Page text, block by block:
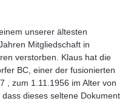
unserer ältesten
Mitgliedschaft in
verstorben. Klaus hat die
BC, einer der fusionierten
, zum 1.11.1956 im Alter von
dieses seltene Dokument